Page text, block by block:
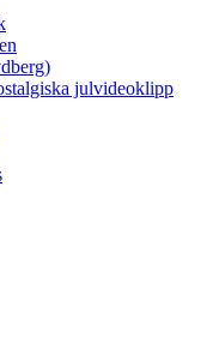
julvideoklipp